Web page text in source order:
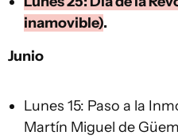
inamovible).
Junio
Lunes 15: Paso a la
Martín Miguel de